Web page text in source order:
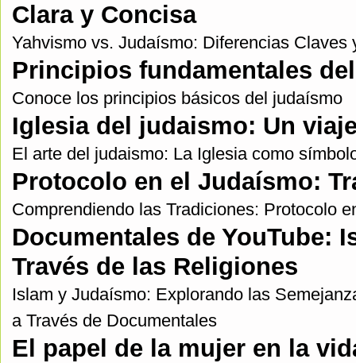
Clara y Concisa
Yahvismo vs. Judaísmo: Diferencias Claves
Principios fundamentales
Conoce los principios básicos del judaísmo
Iglesia del judaismo: Un
El arte del judaismo: La Iglesia como
Protocolo en el Judaísmo:
Comprendiendo las Tradiciones: Protocolo
Documentales de YouTube:
Través de las Religiones
Islam y Judaísmo: Explorando las
a Través de Documentales
El papel de la mujer en la